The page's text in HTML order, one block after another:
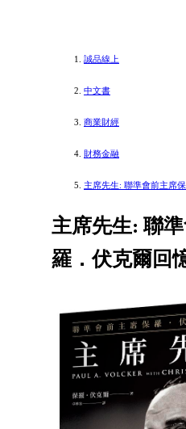
誠品線上
中文書
商業財經
財務金融
主席先生: 聯準會前主席
主席先生: 聯
羅．伏克爾回